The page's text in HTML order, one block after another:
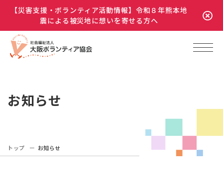
【災害支援・ボランティア活動情報】令和８年熊本地
震による被災地に想いを寄せる方へ
お知らせ
トップ お知らせ